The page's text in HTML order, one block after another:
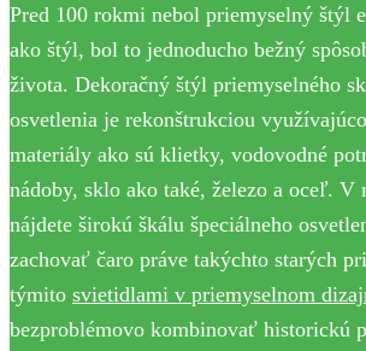
Pred 100 rokmi nebol priemyselný štýl
ako štýl, bol to jednoducho bežný
života. Dekoračný štýl priemyselného
osvetlenia je rekonštrukciou
materiály ako sú klietky, vodovodné
nádoby, sklo ako také, železo a oceľ. V
nájdete širokú škálu špeciálneho
zachovať čaro práve takýchto starých
týmito svietidlami v priemyselnom
bezproblémovo kombinovať historickú